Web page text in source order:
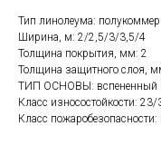
Тип линолеума:
Ширина, м: 2/2,5/3/3,5/4
Толщина покрытия, мм: 2
Толщина защитного слоя,
ТИП ОСНОВЫ: вспененный
Класс износостойкости: 23/
Класс